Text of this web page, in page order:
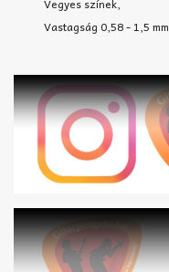
Vastagság 0,58 - 1,5 mm